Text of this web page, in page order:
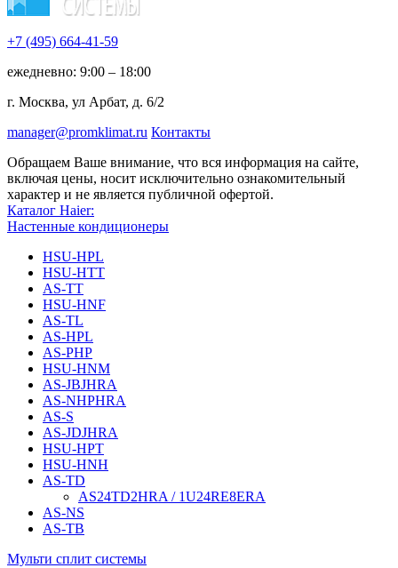
+7 (495) 664-41-59
ежедневно: 9:00 – 18:00
г. Москва, ул Арбат, д. 6/2
manager@promklimat.ru Контакты
Обращаем Ваше внимание, что вся информация на сайте,
включая цены, носит исключительно ознакомительный
характер и не является публичной офертой.
Каталог Haier:
Настенные кондиционеры
HSU-HPL
HSU-HTT
AS-TT
HSU-HNF
AS-TL
AS-HPL
AS-PHP
HSU-HNM
AS-JBJHRA
AS-NHPHRA
AS-S
AS-JDJHRA
HSU-HPT
HSU-HNH
AS-TD
AS24TD2HRA / 1U24RE8ERA
AS-NS
AS-TB
Мульти сплит системы